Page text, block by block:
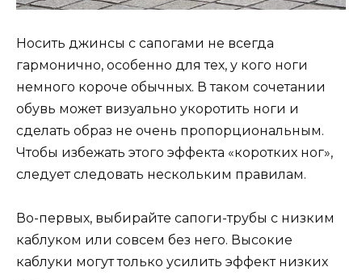
Носить джинсы с сапогами не всегда
гармонично, особенно для тех, у кого ноги
немного короче обычных. В таком сочетании
обувь может визуально укоротить ноги и
сделать образ не очень пропорциональным.
Чтобы избежать этого эффекта «коротких ног»,
следует следовать нескольким правилам.
Во-первых, выбирайте сапоги-трубы с низким
каблуком или совсем без него. Высокие
каблуки могут только усилить эффект низких